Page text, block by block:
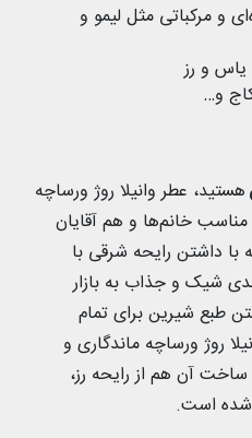
و مرکباتی مثل لیمو و
یاس و رز
و…
هستید، عطر وانیلا روژ ورساچه
خانم‌ها و هم آقایان
با داشتن رایحه شرقی با
شیک و جذاب به بازار
طبع شیرین برای تمام
روژ ورساچه ماندگاری و
آن هم از رایحه رز،
شده است.